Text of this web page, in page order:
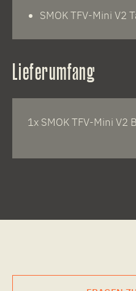
SMOK TFV-Mini V2
Lieferumfang
1x SMOK TFV-Mini V2